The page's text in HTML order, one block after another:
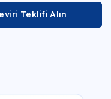
Teklifi Alın